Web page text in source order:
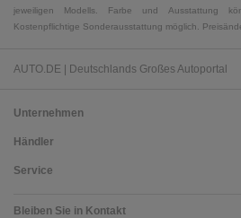
jeweiligen Modells. Farbe und Ausstattung
Kostenpflichtige Sonderausstattung möglich.
AUTO.DE | Deutschlands Großes Autoportal
Unternehmen
Händler
Service
Bleiben Sie in Kontakt